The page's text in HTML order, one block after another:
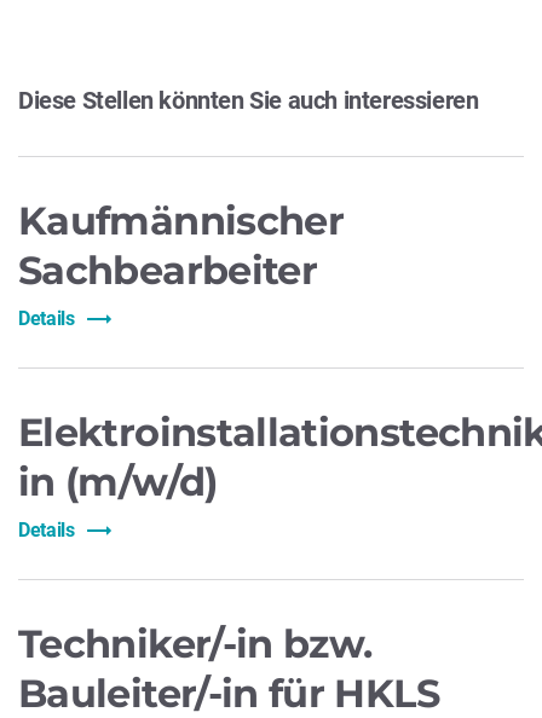
Diese Stellen könnten Sie auch interessieren
Kaufmännischer
Sachbearbeiter
Details
in (m/w/d)
Details
Techniker/-in bzw.
Bauleiter/-in für HKLS